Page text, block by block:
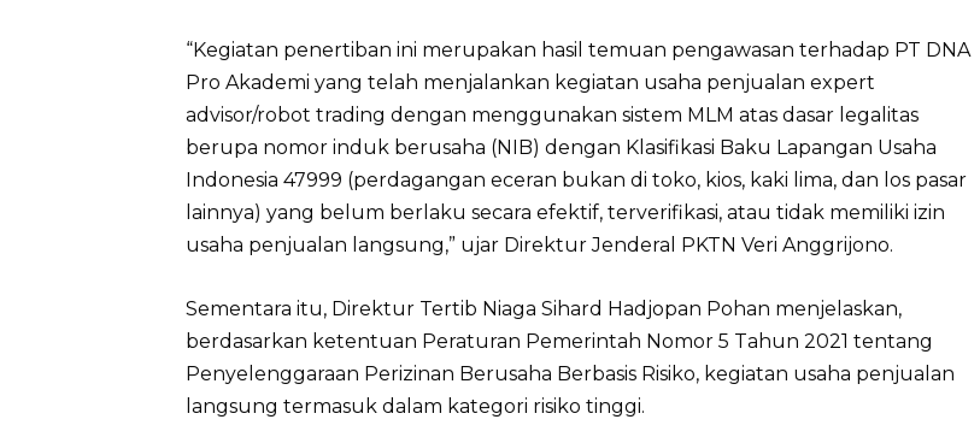
“Kegiatan penertiban ini merupakan hasil temuan pengawasan terhadap PT DNA
Pro Akademi yang telah menjalankan kegiatan usaha penjualan expert
advisor/robot trading dengan menggunakan sistem MLM atas dasar legalitas
berupa nomor induk berusaha (NIB) dengan Klasifikasi Baku Lapangan Usaha
Indonesia 47999 (perdagangan eceran bukan di toko, kios, kaki lima, dan los pasar
lainnya) yang belum berlaku secara efektif, terverifikasi, atau tidak memiliki izin
usaha penjualan langsung,” ujar Direktur Jenderal PKTN Veri Anggrijono.
Sementara itu, Direktur Tertib Niaga Sihard Hadjopan Pohan menjelaskan,
berdasarkan ketentuan Peraturan Pemerintah Nomor 5 Tahun 2021 tentang
Penyelenggaraan Perizinan Berusaha Berbasis Risiko, kegiatan usaha penjualan
langsung termasuk dalam kategori risiko tinggi.